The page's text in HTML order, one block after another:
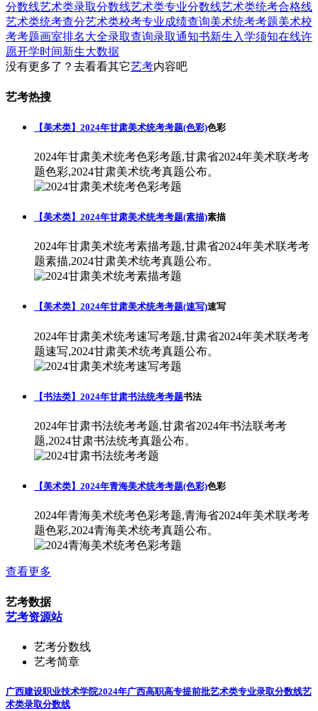
分数线艺术类录取分数线艺术类专业分数线艺术类统考合格线
艺术类统考查分艺术类校考专业成绩查询美术统考考题美术校
考考题画室排名大全录取查询录取通知书新生入学须知在线许
愿开学时间新生大数据
没有更多了？去看看其它艺考内容吧
艺考热搜
【美术类】2024年甘肃美术统考考题(色彩)色彩
2024年甘肃美术统考色彩考题,甘肃省2024年美术联考考
题色彩,2024甘肃美术统考真题公布。
【美术类】2024年甘肃美术统考考题(素描)素描
2024年甘肃美术统考素描考题,甘肃省2024年美术联考考
题素描,2024甘肃美术统考真题公布。
【美术类】2024年甘肃美术统考考题(速写)速写
2024年甘肃美术统考速写考题,甘肃省2024年美术联考考
题速写,2024甘肃美术统考真题公布。
【书法类】2024年甘肃书法统考考题书法
2024年甘肃书法统考考题,甘肃省2024年书法联考考
题,2024甘肃书法统考真题公布。
【美术类】2024年青海美术统考考题(色彩)色彩
2024年青海美术统考色彩考题,青海省2024年美术联考考
题色彩,2024青海美术统考真题公布。
查看更多
艺考数据
艺考资源站
艺考分数线
艺考简章
广西建设职业技术学院2024年广西高职高专提前批艺术类专业录取分数线艺
术类录取分数线